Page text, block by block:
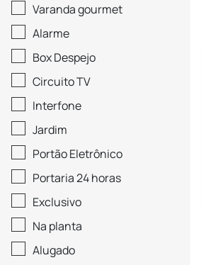
Varanda gourmet
Alarme
Box Despejo
Circuito TV
Interfone
Jardim
Portão Eletrônico
Portaria 24 horas
Exclusivo
Na planta
Alugado